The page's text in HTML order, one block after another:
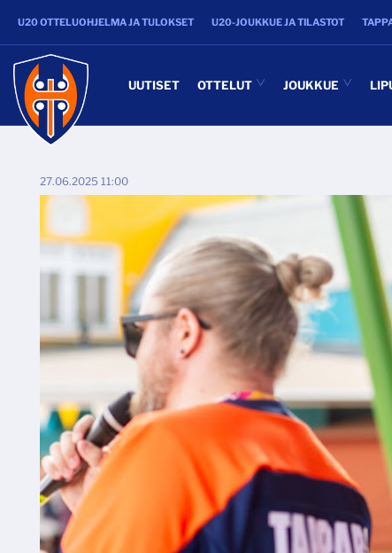
U20 OTTELUOHJELMA JA TULOKSET U20-JOUKKUE JA TILASTOT
UUTISET OTTELUT JOUKKUE
27.06.2025 11:00